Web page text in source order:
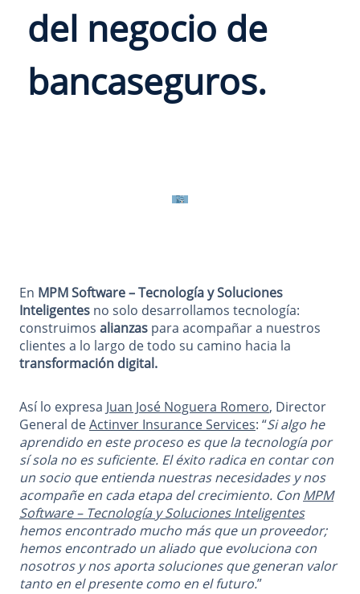
del negocio de
bancaseguros.
En MPM Software – Tecnología y Soluciones
Inteligentes no solo desarrollamos tecnología:
construimos alianzas para acompañar a nuestros
clientes a lo largo de todo su camino hacia la
transformación digital.
Así lo expresa Juan José Noguera Romero, Director
General deActinver Insurance Services: “Si algo he
aprendido en este proceso es que la tecnología por
sí sola no es suficiente. El éxito radica en contar con
un socio que entienda nuestras necesidades y nos
acompañe en cada etapa del crecimiento. Con MPM
Software – Tecnología y Soluciones Inteligentes
hemos encontrado mucho más que un proveedor;
hemos encontrado un aliado que evoluciona con
nosotros y nos aporta soluciones que generan valor
tanto en el presente como en el futuro.”